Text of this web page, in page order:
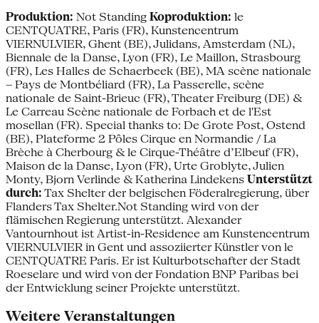
Produktion: Not Standing Koproduktion: le
CENTQUATRE, Paris (FR), Kunstencentrum
VIERNULVIER, Ghent (BE), Julidans, Amsterdam (NL),
Biennale de la Danse, Lyon (FR), Le Maillon, Strasbourg
(FR), Les Halles de Schaerbeek (BE), MA scène nationale
– Pays de Montbéliard (FR), La Passerelle, scène
nationale de Saint-Brieuc (FR), Theater Freiburg (DE) &
Le Carreau Scène nationale de Forbach et de l'Est
mosellan (FR). Special thanks to: De Grote Post, Ostend
(BE), Plateforme 2 Pôles Cirque en Normandie / La
Brèche à Cherbourg & le Cirque-Théâtre d’Elbeuf (FR),
Maison de la Danse, Lyon (FR), Urte Groblyte, Julien
Monty, Bjorn Verlinde & Katherina Lindekens Unterstützt
durch: Tax Shelter der belgischen Föderalregierung, über
Flanders Tax Shelter.Not Standing wird von der
flämischen Regierung unterstützt. Alexander
Vantournhout ist Artist-in-Residence am Kunstencentrum
VIERNULVIER in Gent und assoziierter Künstler von le
CENTQUATRE Paris. Er ist Kulturbotschafter der Stadt
Roeselare und wird von der Fondation BNP Paribas bei
der Entwicklung seiner Projekte unterstützt.
Weitere Veranstaltungen